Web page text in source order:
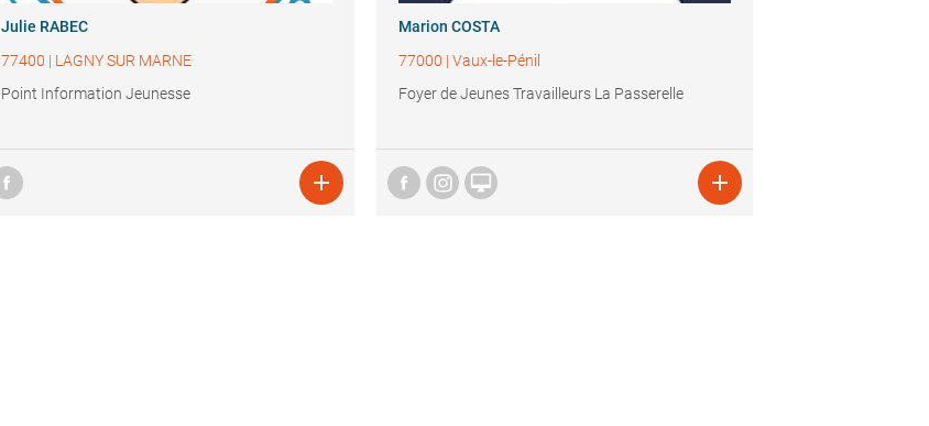
Julie RABEC
77400 | LAGNY SUR MARNE
Point Information Jeunesse

Marion COSTA
77000 |Vaux-le-Pénil
Foyer de Jeunes Travailleurs La Passerelle
 